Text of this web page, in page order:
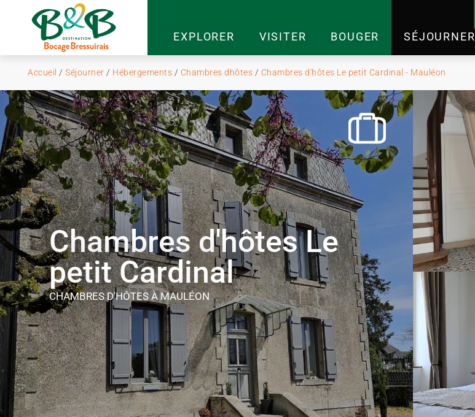
EXPLORER VISITER BOUGER SÉJOURNER
Accueil / Séjourner / Hébergements / Chambres dhôtes / Chambres d'hôtes Le petit Cardinal - Mauléon
Chambres d'hôtes Le
petit Cardinal
CHAMBRES D'HÔTESÀ MAULÉON